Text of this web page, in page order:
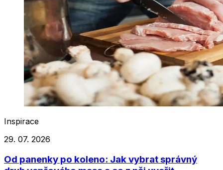
Inspirace
29. 07. 2026
Od panenky po koleno: Jak vybrat správný